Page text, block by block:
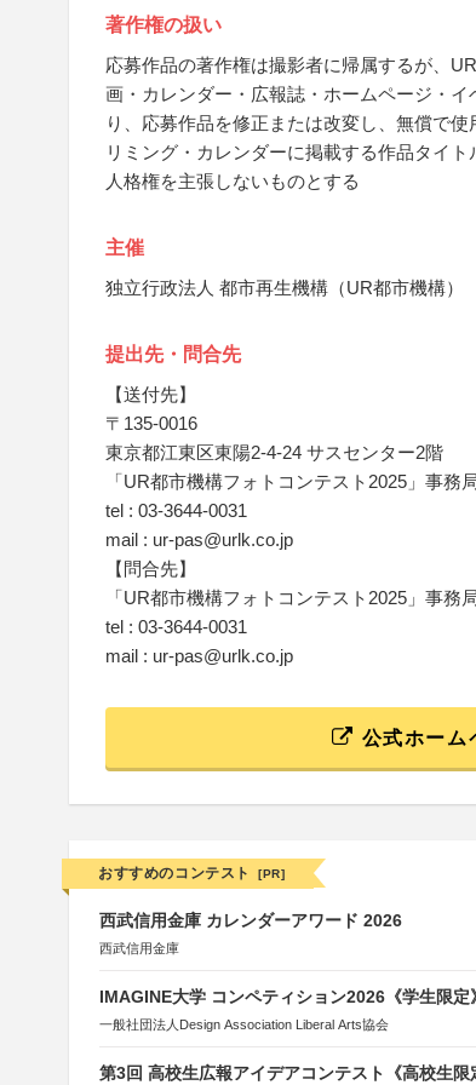
著作権の扱い
応募作品の著作権は撮影者に帰属するが、
画・カレンダー・広報誌・ホームページ・
り、応募作品を修正または改変し、無償で
リミング・カレンダーに掲載する作品タイ
人格権を主張しないものとする
主催
独立行政法人 都市再生機構（UR都市機構）
提出先・問合先
【送付先】
〒135-0016
東京都江東区東陽2-4-24 サスセンター2階
「UR都市機構フォトコンテスト2025」事務
tel : 03-3644-0031
mail : ur-pas@urlk.co.jp
【問合先】
「UR都市機構フォトコンテスト2025」事務
tel : 03-3644-0031
mail : ur-pas@urlk.co.jp
公式ホーム
おすすめのコンテスト [PR]
西武信用金庫 カレンダーアワード 2026
西武信用金庫
IMAGINE大学 コンペティション2026《学生限定
一般社団法人Design Association Liberal Arts協会
第3回 高校生広報アイデアコンテスト《高校生限